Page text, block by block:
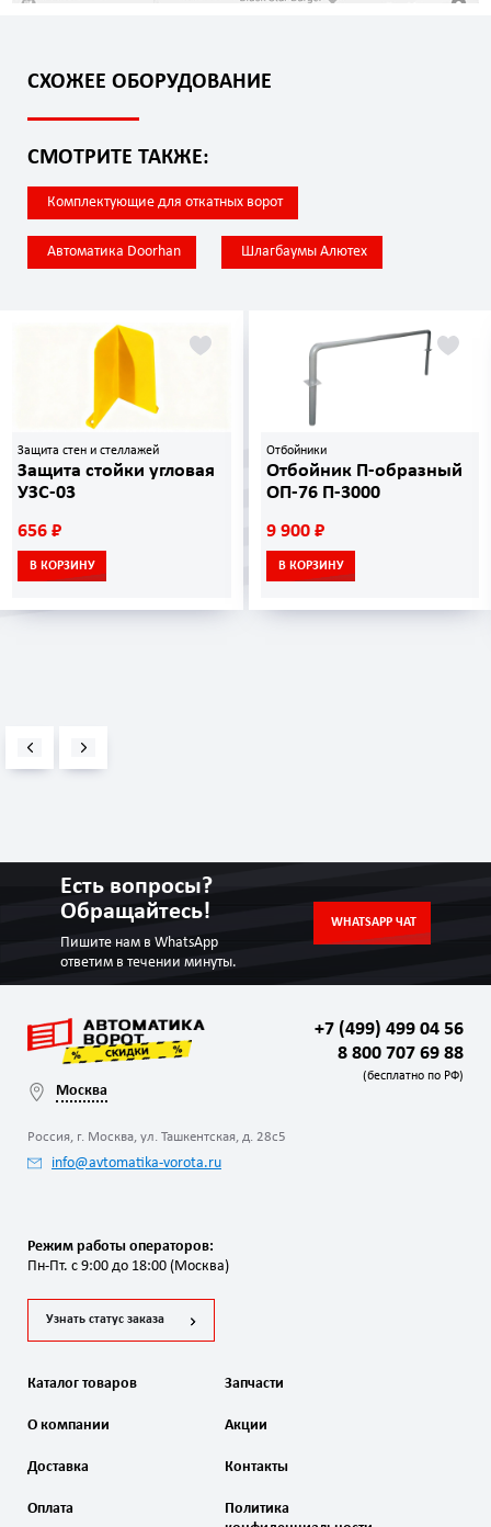
СХОЖЕЕ ОБОРУДОВАНИЕ
СМОТРИТЕ ТАКЖЕ:
Комплектующие для откатных ворот
Автоматика Doorhan Шлагбаумы Алютех
Защита стен и стеллажей
Защита стойки угловая
УЗС-03
656 ₽
В КОРЗИНУ
Отбойники
Отбойник П-образный
ОП-76 П-3000
9 900 ₽
В КОРЗИНУ
Есть вопросы?
Обращайтесь!
Пишите нам в WhatsApp
ответим в течении минуты.
WHATSAPP ЧАТ
Москва
Россия, г. Москва, ул. Ташкентская, д. 28с5
info@avtomatika-vorota.ru
+7 (499) 499 04 56
8 800 707 69 88
(бесплатно по РФ)
Режим работы операторов:
Пн-Пт. с 9:00 до 18:00 (Москва)
Узнать статус заказа
Каталог товаров Запчасти
О компании
Доставка
Оплата
Акции
Контакты
Политика